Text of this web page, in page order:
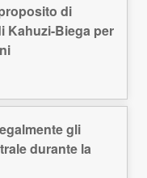
di
Kahuzi-Biega per
gli
durante la